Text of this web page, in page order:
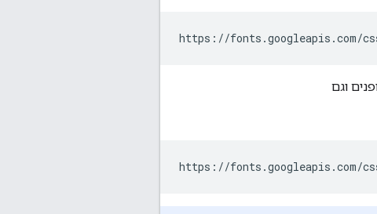
וגם